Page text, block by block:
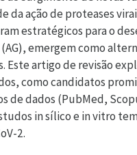
ação de proteases
estratégicos para o
emergem como
artigo de revisão
como candidatos
dados (PubMed,
in sílico e in vitro
2.